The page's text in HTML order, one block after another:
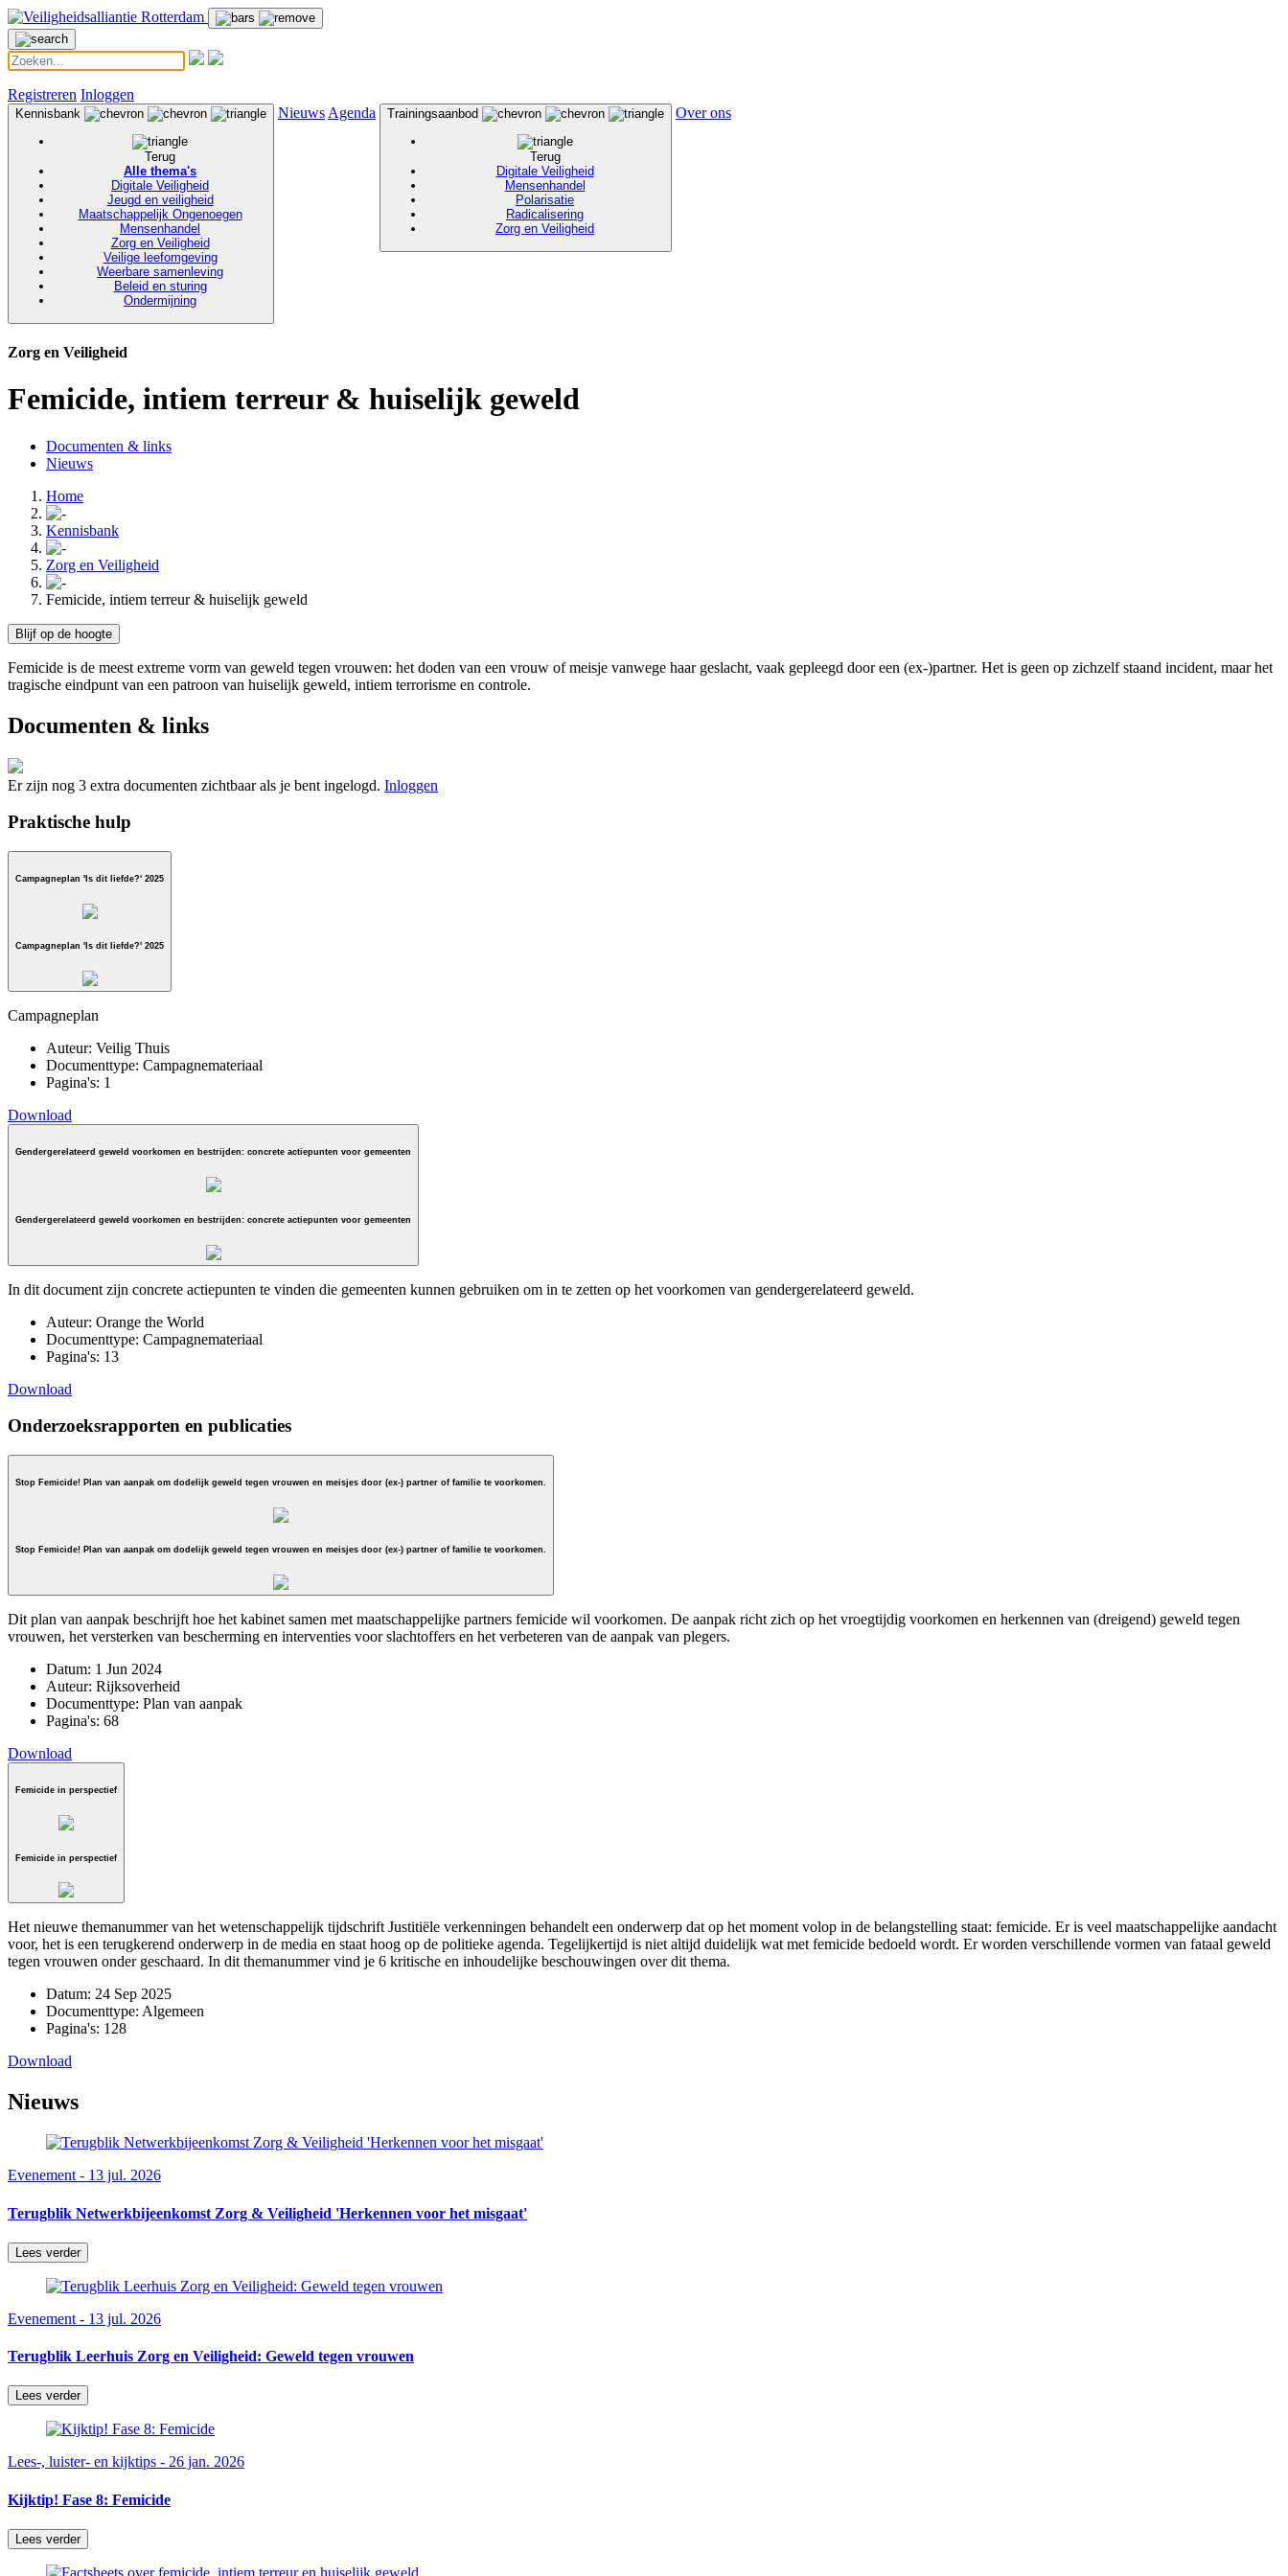
Registreren Inloggen
Kennisbank
Terug
Alle thema's
Digitale Veiligheid
Jeugd en veiligheid
Maatschappelijk Ongenoegen
Mensenhandel
Zorg en Veiligheid
Veilige leefomgeving
Weerbare samenleving
Beleid en sturing
Ondermijning
Nieuws Agenda Trainingsaanbod
Terug
Digitale Veiligheid
Mensenhandel
Polarisatie
Radicalisering
Zorg en Veiligheid
Over ons
Zorg en Veiligheid
Femicide, intiem terreur & huiselijk geweld
Documenten & links
Nieuws
Home
Kennisbank
Zorg en Veiligheid
Femicide, intiem terreur & huiselijk geweld
Blijf op de hoogte
Femicide is de meest extreme vorm van geweld tegen vrouwen: het doden van een vrouw of meisje vanwege haar geslacht, vaak gepleegd door een (ex-)partner. Het is geen op zichzelf staand incident, maar het
tragische eindpunt van een patroon van huiselijk geweld, intiem terrorisme en controle.
Documenten & links
Er zijn nog 3 extra documenten zichtbaar als je bent ingelogd. Inloggen
Praktische hulp
Campagneplan 'Is dit liefde?' 2025
Campagneplan 'Is dit liefde?' 2025
Campagneplan
Auteur: Veilig Thuis
Documenttype: Campagnemateriaal
Pagina's: 1
Download
Gendergerelateerd geweld voorkomen en bestrijden: concrete actiepunten voor gemeenten
Gendergerelateerd geweld voorkomen en bestrijden: concrete actiepunten voor gemeenten
In dit document zijn concrete actiepunten te vinden die gemeenten kunnen gebruiken om in te zetten op het voorkomen van gendergerelateerd geweld.
Auteur: Orange the World
Documenttype: Campagnemateriaal
Pagina's: 13
Download
Onderzoeksrapporten en publicaties
Stop Femicide! Plan van aanpak om dodelijk geweld tegen vrouwen en meisjes door (ex-) partner of familie te voorkomen.
Stop Femicide! Plan van aanpak om dodelijk geweld tegen vrouwen en meisjes door (ex-) partner of familie te voorkomen.
Dit plan van aanpak beschrijft hoe het kabinet samen met maatschappelijke partners femicide wil voorkomen. De aanpak richt zich op het vroegtijdig voorkomen en herkennen van (dreigend) geweld tegen
vrouwen, het versterken van bescherming en interventies voor slachtoffers en het verbeteren van de aanpak van plegers.
Datum: 1 Jun 2024
Auteur: Rijksoverheid
Documenttype: Plan van aanpak
Pagina's: 68
Download
Femicide in perspectief
Femicide in perspectief
Het nieuwe themanummer van het wetenschappelijk tijdschrift Justitiële verkenningen behandelt een onderwerp dat op het moment volop in de belangstelling staat: femicide. Er is veel maatschappelijke aandacht
voor, het is een terugkerend onderwerp in de media en staat hoog op de politieke agenda. Tegelijkertijd is niet altijd duidelijk wat met femicide bedoeld wordt. Er worden verschillende vormen van fataal geweld
tegen vrouwen onder geschaard. In dit themanummer vind je 6 kritische en inhoudelijke beschouwingen over dit thema.
Datum: 24 Sep 2025
Documenttype: Algemeen
Pagina's: 128
Download
Nieuws
Evenement - 13 jul. 2026
Terugblik Netwerkbijeenkomst Zorg & Veiligheid 'Herkennen voor het misgaat'
Lees verder
Evenement - 13 jul. 2026
Terugblik Leerhuis Zorg en Veiligheid: Geweld tegen vrouwen
Lees verder
Lees-, luister- en kijktips - 26 jan. 2026
Kijktip! Fase 8: Femicide
Lees verder